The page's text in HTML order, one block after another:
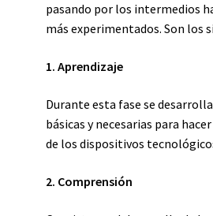
pasando por los intermedios
más experimentados. Son los
1. Aprendizaje
Durante esta fase se
básicas y necesarias para
de los dispositivos
2. Comprensión